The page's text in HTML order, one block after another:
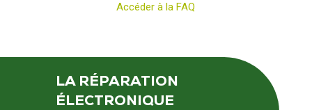
Accéder à la FAQ
LA RÉPARATION
ÉLECTRONIQUE